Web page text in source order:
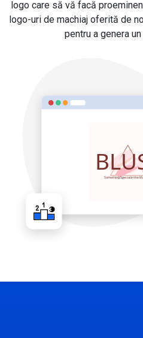
logo care să vă facă
logo-uri de machiaj oferită de
pentru a genera